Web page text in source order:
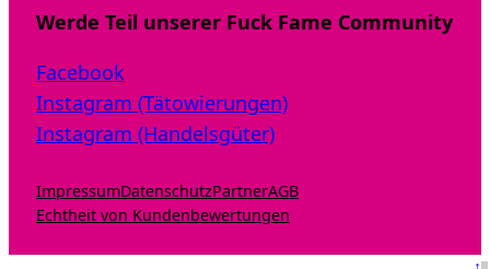
Werde Teil unserer Fuck Fame Community
Facebook
Instagram (Tätowierungen)
Instagram (Handelsgüter)
ImpressumDatenschutzPartnerAGB
Echtheit von Kundenbewertungen